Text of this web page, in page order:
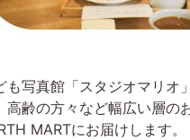
写真館「スタジオマリ
齢の方々など幅広い層
MARTにお届けします。